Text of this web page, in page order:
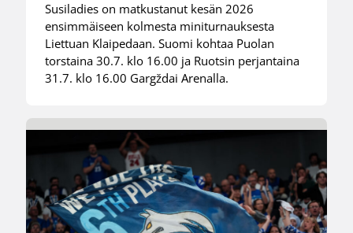
Susiladies on matkustanut kesän 2026
ensimmäiseen kolmesta miniturnauksesta
Liettuan Klaipedaan. Suomi kohtaa Puolan
torstaina 30.7. klo 16.00 ja Ruotsin perjantaina
31.7. klo 16.00 Gargždai Arenalla.